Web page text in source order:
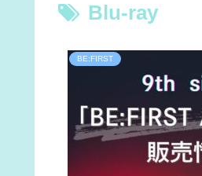
Blu-ray
BE:FIRST